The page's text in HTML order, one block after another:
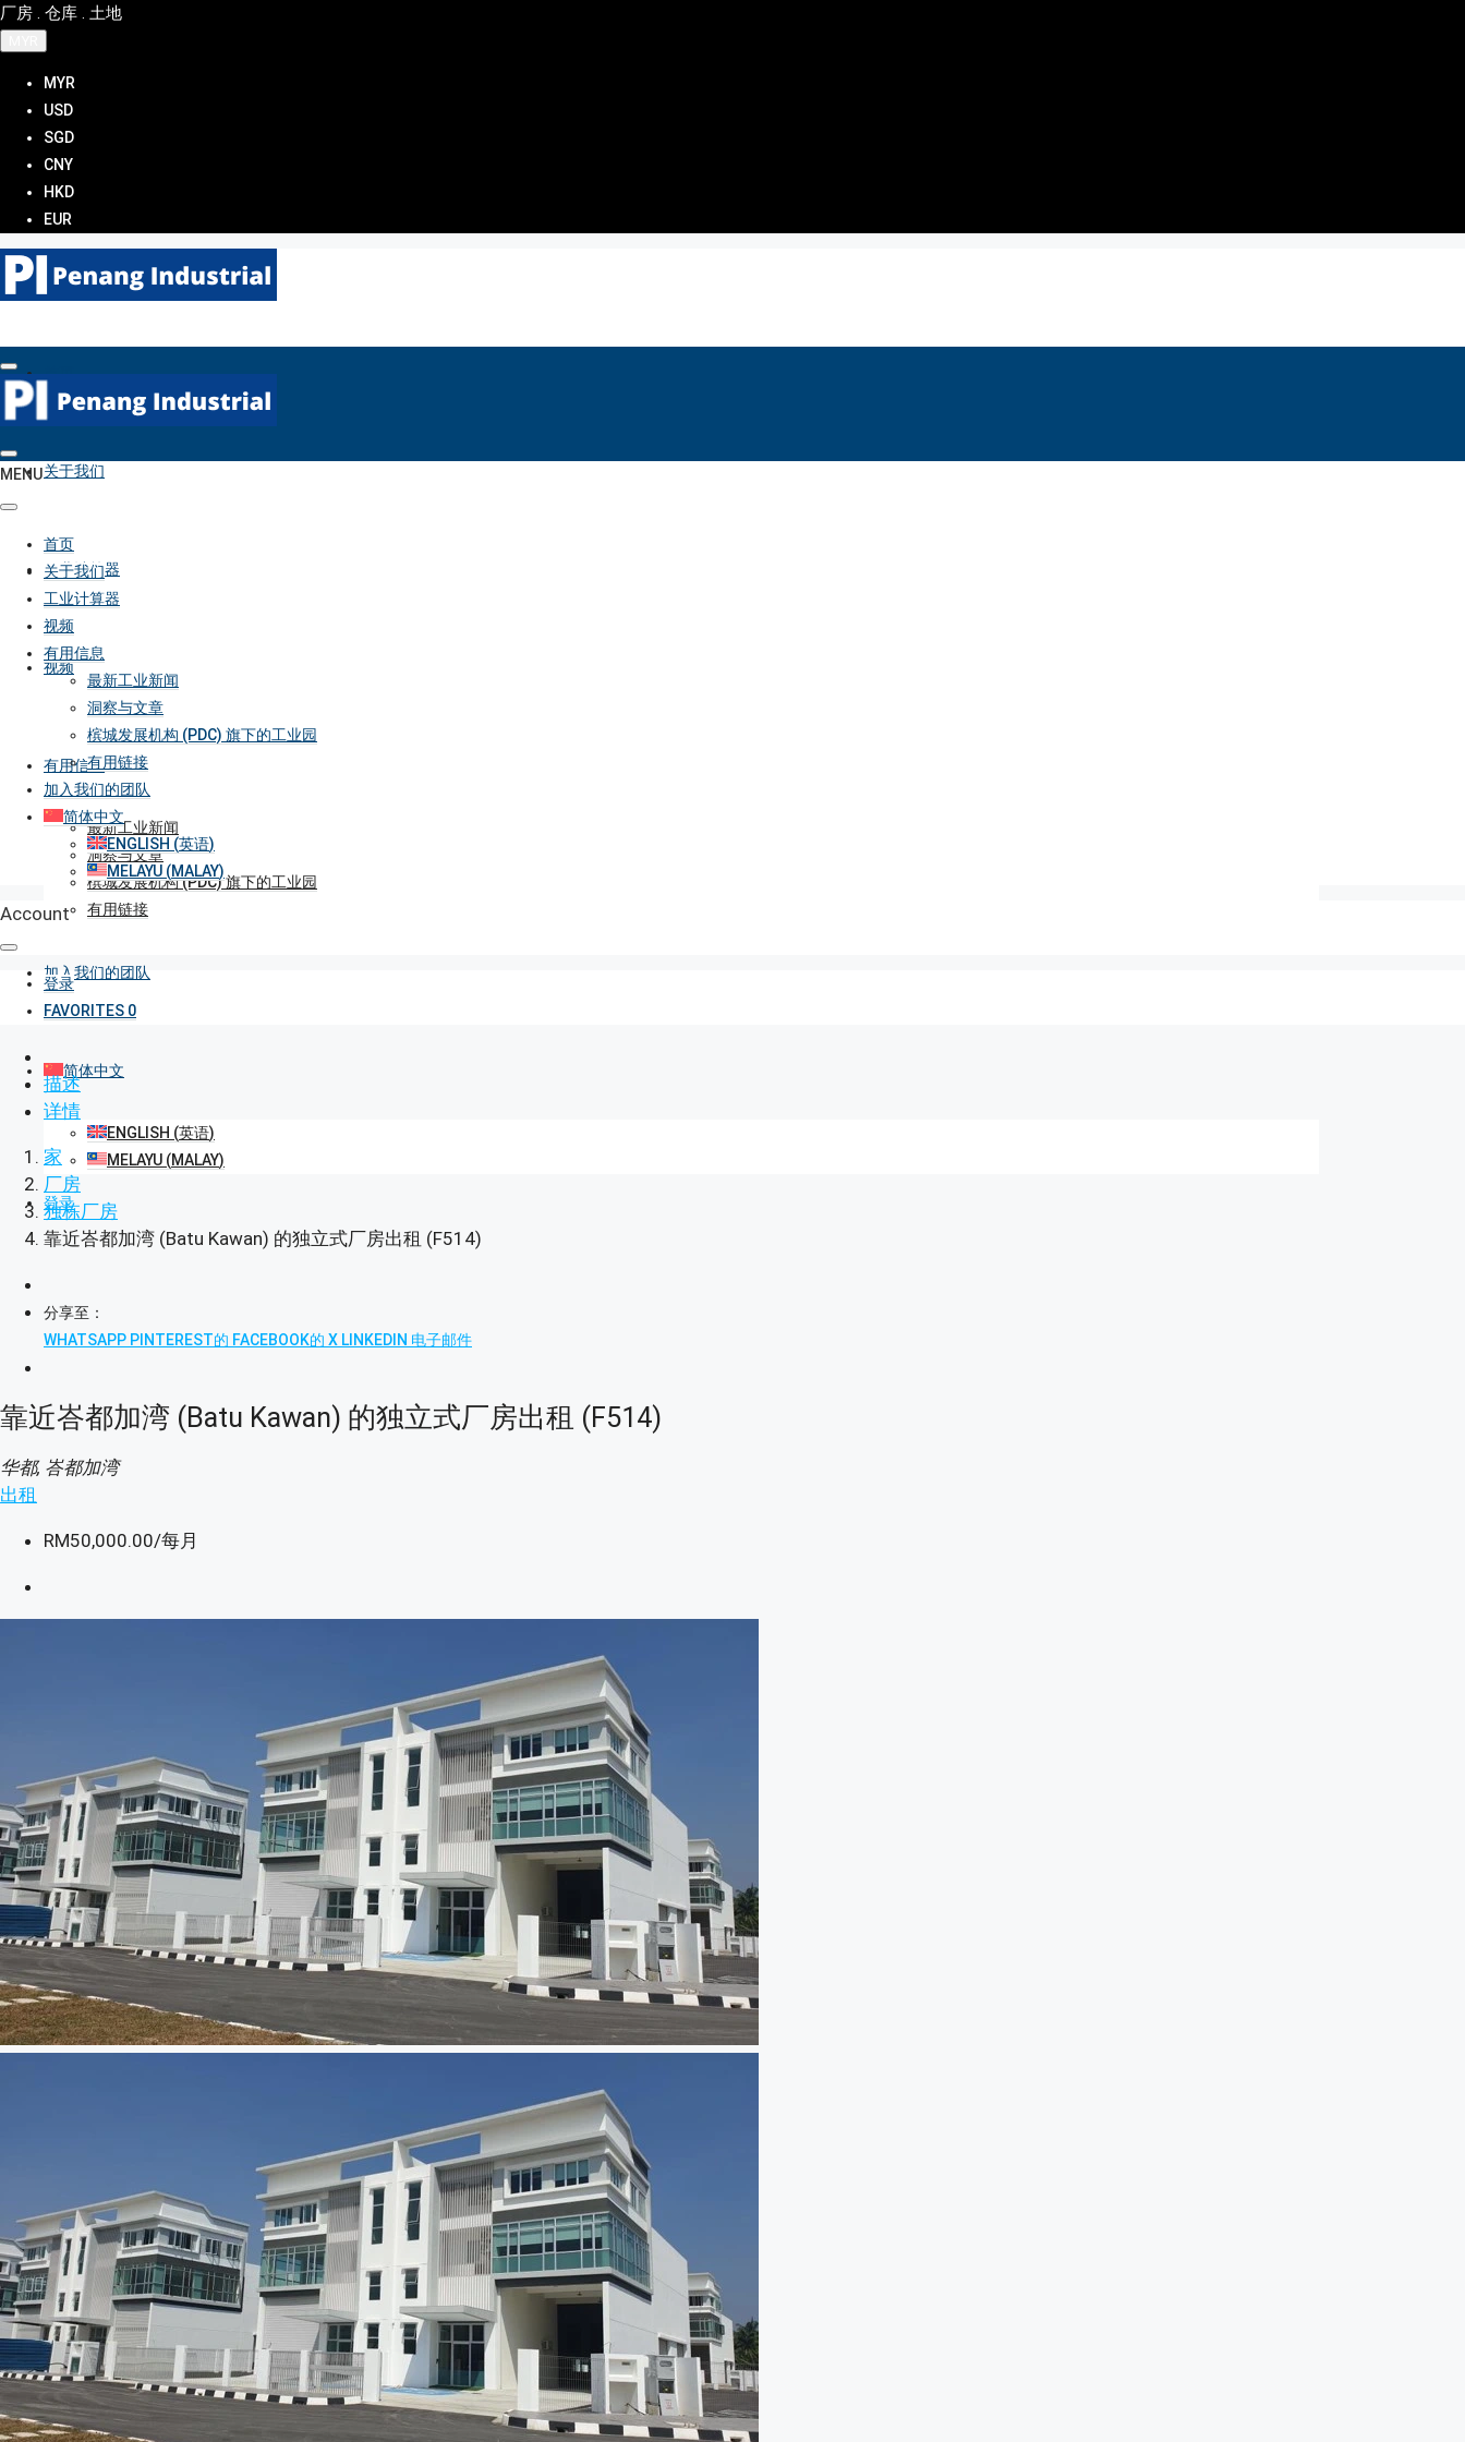
厂房 . 仓库 . 土地
MYR
USD
SGD
CNY
HKD
EUR
首页
关于我们
工业计算器
视频
有用信息
最新工业新闻
洞察与文章
槟城发展机构 (PDC) 旗下的工业园
有用链接
加入我们的团队
简体中文
ENGLISH (英语)
MELAYU (MALAY)
登录
MENU
首页
关于我们
工业计算器
视频
有用信息
最新工业新闻
洞察与文章
槟城发展机构 (PDC) 旗下的工业园
有用链接
加入我们的团队
简体中文
ENGLISH (英语)
MELAYU (MALAY)
Account
登录
FAVORITES 0
描述
详情
家
厂房
独栋厂房
靠近峇都加湾 (Batu Kawan) 的独立式厂房出租 (F514)
分享至：
WHATSAPP PINTEREST的 FACEBOOK的 X LINKEDIN 电子邮件
靠近峇都加湾 (Batu Kawan) 的独立式厂房出租 (F514)
华都, 峇都加湾
出租
RM50,000.00/每月